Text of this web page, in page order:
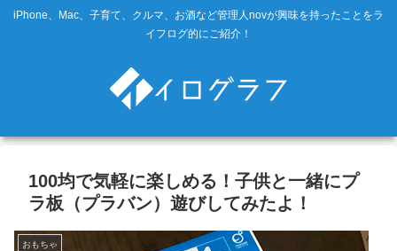
iPhone、Mac、子育て、クルマ、お酒など管理人novが興味を持ったことをラ
イフログ的にご紹介！
100均で気軽に楽しめる！子供と一緒にプ
ラ板（プラバン）遊びしてみたよ！
おもちゃ